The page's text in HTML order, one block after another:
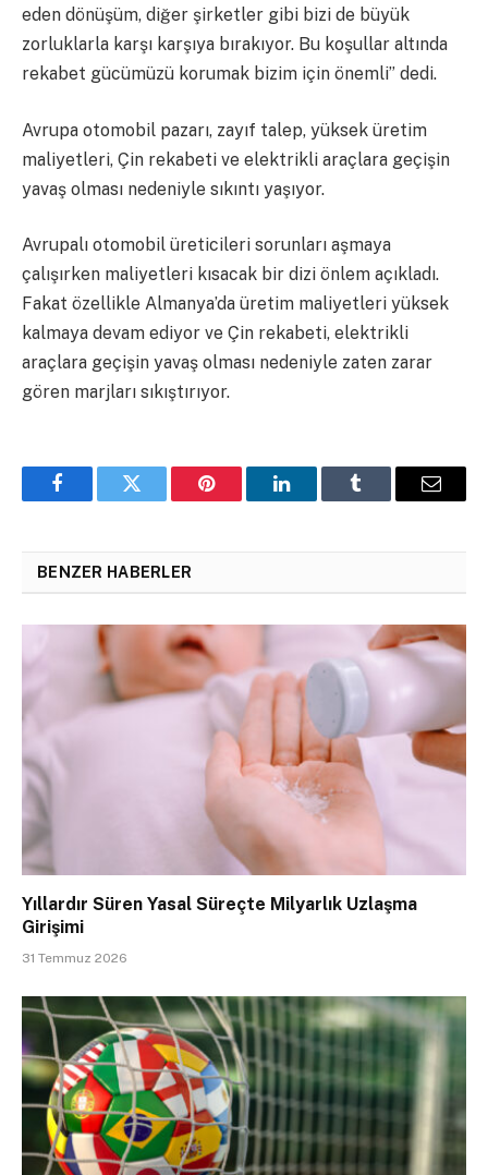
eden dönüşüm, diğer şirketler gibi bizi de büyük
zorluklarla karşı karşıya bırakıyor. Bu koşullar altında
rekabet gücümüzü korumak bizim için önemli” dedi.
Avrupa otomobil pazarı, zayıf talep, yüksek üretim
maliyetleri, Çin rekabeti ve elektrikli araçlara geçişin
yavaş olması nedeniyle sıkıntı yaşıyor.
Avrupalı otomobil üreticileri sorunları aşmaya
çalışırken maliyetleri kısacak bir dizi önlem açıkladı.
Fakat özellikle Almanya’da üretim maliyetleri yüksek
kalmaya devam ediyor ve Çin rekabeti, elektrikli
araçlara geçişin yavaş olması nedeniyle zaten zarar
gören marjları sıkıştırıyor.
FacebookTwitter Pinterest LinkedInTumblr Email
BENZER HABERLER
Yıllardır Süren Yasal Süreçte Milyarlık Uzlaşma
Girişimi
31 Temmuz 2026